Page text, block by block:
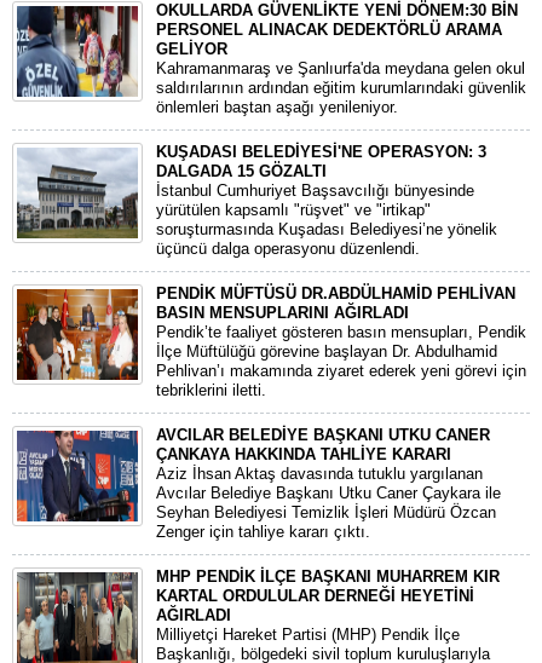
OKULLARDA GÜVENLİKTE YENİ DÖNEM:30 BİN
PERSONEL ALINACAK DEDEKTÖRLÜ ARAMA
GELİYOR
​Kahramanmaraş ve Şanlıurfa'da meydana gelen okul
saldırılarının ardından eğitim kurumlarındaki güvenlik
önlemleri baştan aşağı yenileniyor.
KUŞADASI BELEDİYESİ'NE OPERASYON: 3
DALGADA 15 GÖZALTI
​İstanbul Cumhuriyet Başsavcılığı bünyesinde
yürütülen kapsamlı "rüşvet" ve "irtikap"
soruşturmasında Kuşadası Belediyesi’ne yönelik
üçüncü dalga operasyonu düzenlendi.
PENDİK MÜFTÜSÜ DR.ABDÜLHAMİD PEHLİVAN
BASIN MENSUPLARINI AĞIRLADI
​Pendik’te faaliyet gösteren basın mensupları, Pendik
İlçe Müftülüğü görevine başlayan Dr. Abdulhamid
Pehlivan’ı makamında ziyaret ederek yeni görevi için
tebriklerini iletti.
AVCILAR BELEDİYE BAŞKANI UTKU CANER
ÇANKAYA HAKKINDA TAHLİYE KARARI
​Aziz İhsan Aktaş davasında tutuklu yargılanan
Avcılar Belediye Başkanı Utku Caner Çaykara ile
Seyhan Belediyesi Temizlik İşleri Müdürü Özcan
Zenger için tahliye kararı çıktı.
MHP PENDİK İLÇE BAŞKANI MUHARREM KIR
KARTAL ORDULULAR DERNEĞİ HEYETİNİ
AĞIRLADI
​Milliyetçi Hareket Partisi (MHP) Pendik İlçe
Başkanlığı, bölgedeki sivil toplum kuruluşlarıyla